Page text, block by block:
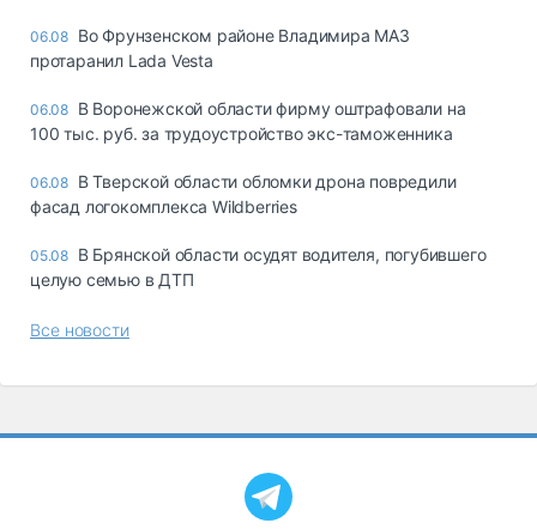
06.08 Во Фрунзенском районе Владимира МАЗ
протаранил Lada Vesta
06.08 В Воронежской области фирму оштрафовали на
100 тыс. руб. за трудоустройство экс-таможенника
06.08 В Тверской области обломки дрона повредили
фасад логокомплекса Wildberries
05.08 В Брянской области осудят водителя, погубившего
целую семью в ДТП
Все новости